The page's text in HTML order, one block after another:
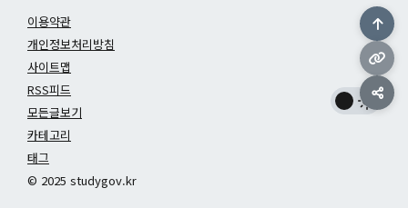
이용약관
개인정보처리방침
사이트맵
RSS피드
모든글보기
카테고리
태그
© 2025 studygov.kr